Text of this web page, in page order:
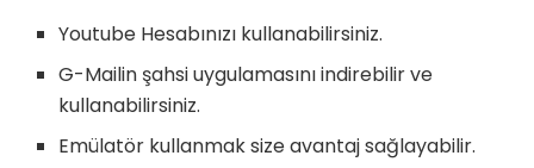
Youtube Hesabınızı kullanabilirsiniz.
G-Mailin şahsi uygulamasını indirebilir ve
kullanabilirsiniz.
Emülatör kullanmak size avantaj sağlayabilir.